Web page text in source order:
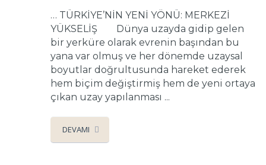
… TÜRKİYE’NİN YENİ YÖNÜ: MERKEZİ
YÜKSELİŞ Dünya uzayda gidip gelen
bir yerküre olarak evrenin başından bu
yana var olmuş ve her dönemde uzaysal
boyutlar doğrultusunda hareket ederek
hem biçim değiştirmiş hem de yeni ortaya
çıkan uzay yapılanması ...
DEVAMI